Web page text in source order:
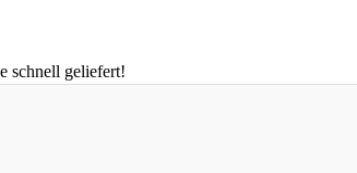
schnell geliefert!